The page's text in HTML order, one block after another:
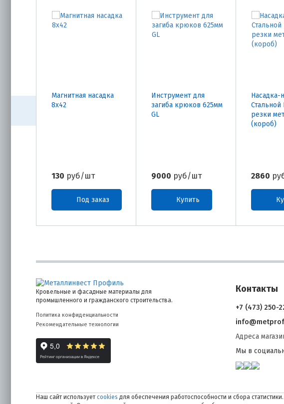
Магнитная насадка
8х42
130 руб/шт
Под заказ
Инструмент для
загиба крюков 625мм
GL
9000 руб/шт
Купить
резки
(короб)
2860
Кровельные и фасадные материалы для
промышленного и гражданского строительства.
Политика конфиденциальности
Рекомендательные технологии
Контакты
+7 (473) 250-
Адреса
Мы в
Наш сайт использует cookies для обеспечения работоспособности и сбора